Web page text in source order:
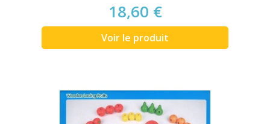
18,60 €
Voir le produit